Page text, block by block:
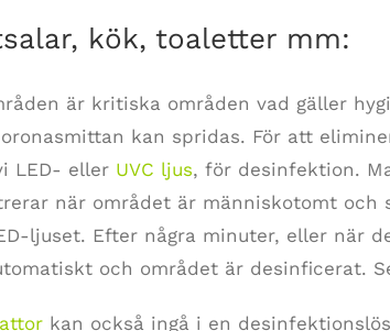
kök, toaletter mm:
är kritiska områden vad gäller
kan spridas. För att
LED- eller UVC ljus, för desinfektion.
när området är människotomt och
ljuset. Efter några minuter, eller när
och området är desinficerat.
kan också ingå i en